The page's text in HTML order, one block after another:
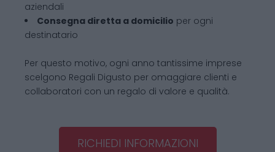
aziendali
Consegna diretta a domicilio per ogni
destinatario
Per questo motivo, ogni anno tantissime imprese
scelgono Regali Digusto per omaggiare clienti e
collaboratori con un regalo di valore e qualità.
RICHIEDI INFORMAZIONI